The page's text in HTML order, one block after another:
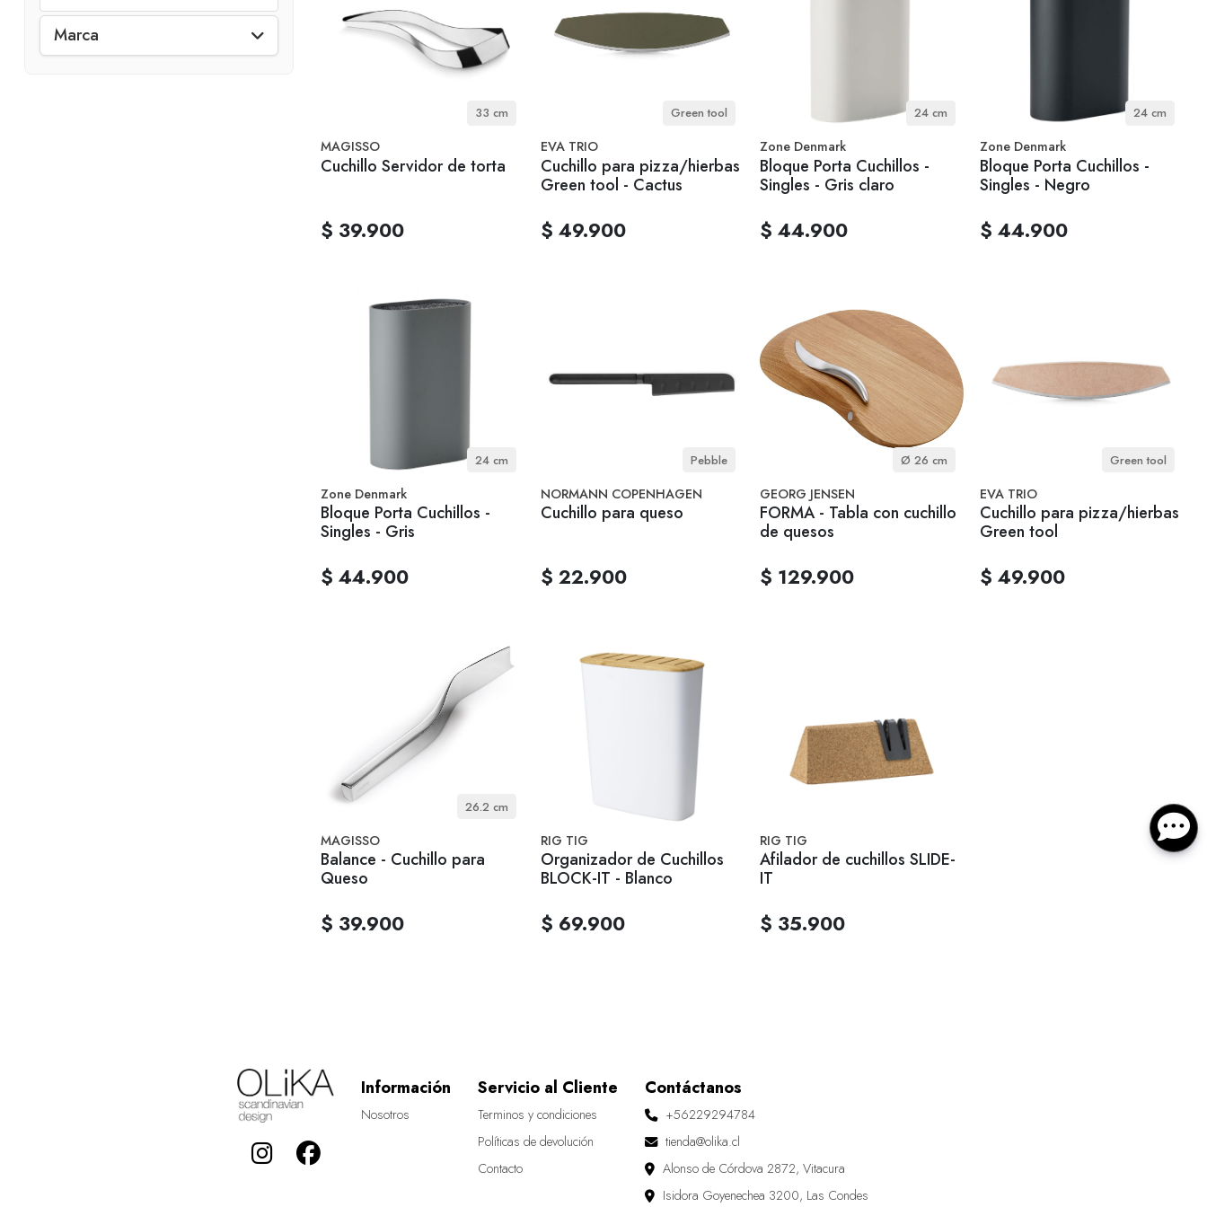
Marca
33 cm
MAGISSO
Cuchillo Servidor de torta
$ 39.900
Green tool
EVA TRIO
Cuchillo para pizza/hierbas
Green tool - Cactus
$ 49.900
24 cm
Zone Denmark
Bloque Porta Cuchillos -
Singles - Gris claro
$ 44.900
24 cm
Zone Denmark
Bloque Porta Cuchillos -
Singles - Negro
$ 44.900
24 cm
Zone Denmark
Bloque Porta Cuchillos -
Singles - Gris
$ 44.900
Pebble
NORMANN COPENHAGEN
Cuchillo para queso
$ 22.900
Ø 26 cm
GEORG JENSEN
FORMA - Tabla con cuchillo
de quesos
$ 129.900
Green tool
EVA TRIO
Cuchillo para pizza/hierbas
Green tool
$ 49.900
26.2 cm
MAGISSO
Balance - Cuchillo para
Queso
$ 39.900
RIG TIG
Organizador de Cuchillos
BLOCK-IT - Blanco
$ 69.900
RIG TIG
Afilador de cuchillos SLIDE-
IT
$ 35.900
Información
Nosotros
Servicio al Cliente
Terminos y condiciones
Políticas de devolución
Contacto
Contáctanos
+56229294784
tienda@olika.cl
Alonso de Córdova 2872, Vitacura
Isidora Goyenechea 3200, Las Condes